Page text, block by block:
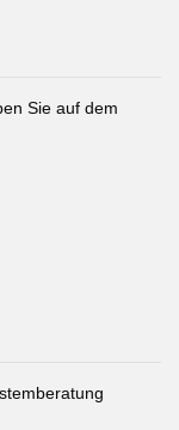
Sie auf dem